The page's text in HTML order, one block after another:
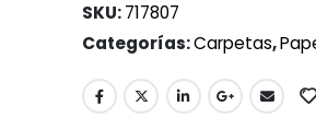
SKU:717807
Categorías:Carpetas,